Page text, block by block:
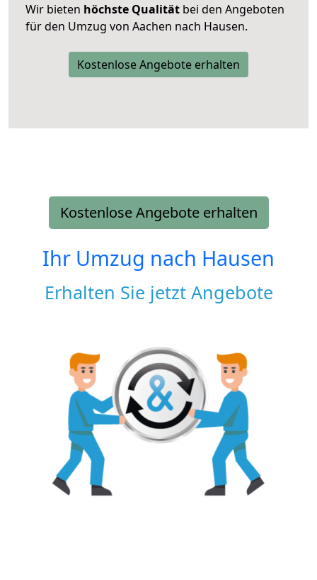
Wir bieten höchste Qualität bei den Angeboten
für den Umzug von Aachen nach Hausen.
Kostenlose Angebote erhalten
Kostenlose Angebote erhalten
Ihr Umzug nach Hausen
Erhalten Sie jetzt Angebote